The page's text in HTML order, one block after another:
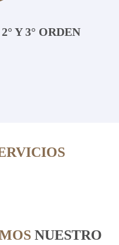
Y 3° ORDEN
NUESTRO